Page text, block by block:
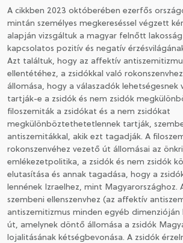
A cikkben 2023 októberében ezerfős
mintán személyes megkereséssel végzett
alapján vizsgáltuk a magyar felnőtt
kapcsolatos pozitív és negatív
Azt találtuk, hogy az affektív
ellentétéhez, a zsidókkal való
állomása, hogy a válaszadók lehetségesnek
tartják-e a zsidók és nem zsidók
filoszemiták a zsidókat és a nem zsidókat
megkülönböztethetetlennek tartják,
antiszemitákkal, akik ezt tagadják. A
rokonszenvéhez vezető út állomásai az
emlékezetpolitika, a zsidók és nem zsidók
elutasítása és annak tagadása, hogy a
lennének Izraelhez, mint Magyarországhoz.
szembeni ellenszenvhez (az affektív
antiszemitizmus minden egyéb dimenzióján
út, amelynek döntő állomása a zsidók
lojalitásának kétségbevonása. A zsidók